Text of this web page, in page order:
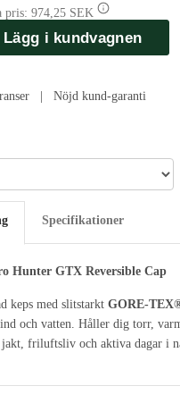
pris: 974,25 SEK
Lägg i kundvagnen
| Nöjd kund-garanti
Specifikationer
Hunter GTX Reversible Cap
keps med slitstarkt GORE-
och vatten. Håller dig torr,
friluftsliv och aktiva dagar i